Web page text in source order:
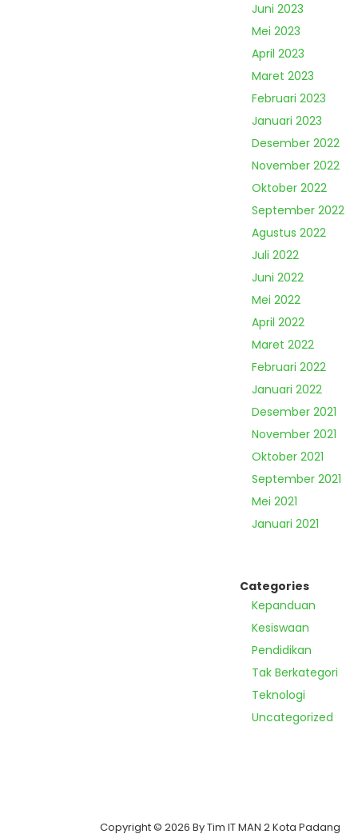
Juni 2023
Mei 2023
April 2023
Maret 2023
Februari 2023
Januari 2023
Desember 2022
November 2022
Oktober 2022
September 2022
Agustus 2022
Juli 2022
Juni 2022
Mei 2022
April 2022
Maret 2022
Februari 2022
Januari 2022
Desember 2021
November 2021
Oktober 2021
September 2021
Mei 2021
Januari 2021
Categories
Kepanduan
Kesiswaan
Pendidikan
Tak Berkategori
Teknologi
Uncategorized
Copyright © 2026 By Tim IT MAN 2 Kota Padang